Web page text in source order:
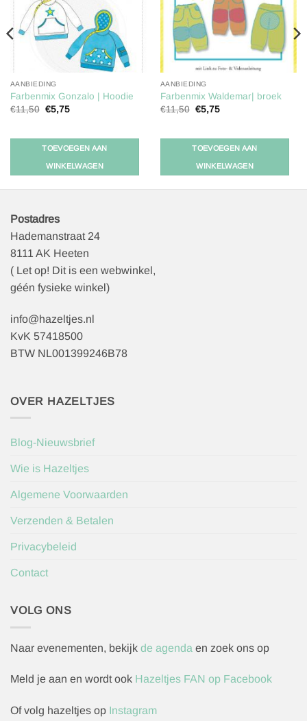
AANBIEDING
Farbenmix Gonzalo | Hoodie
€11,50 Oorspronkelijke
prijs
€5,75Huidige
TOEVOEGEN AAN
WINKELWAGEN
AANBIEDING
Farbenmix Waldemar| broek
€11,50 Oorspronkelijke
prijs
€5,75Huidige
TOEVOEGEN AAN
WINKELWAGEN
Postadres
Hademanstraat 24
8111 AK Heeten
( Let op! Dit is een webwinkel,
géén fysieke winkel)
info@hazeltjes.nl
KvK 57418500
BTW NL001399246B78
OVER HAZELTJES
Blog-Nieuwsbrief
Wie is Hazeltjes
Algemene Voorwaarden
Verzenden & Betalen
Privacybeleid
Contact
VOLG ONS
Naar evenementen, bekijk de agenda en zoek ons op
Meld je aan en wordt ook Hazeltjes FAN op Facebook
Of volg hazeltjes op Instagram